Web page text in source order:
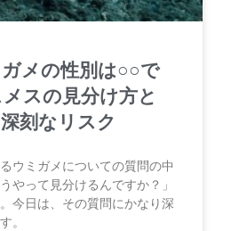
ガメの性別は○○で
スの見分け方と
刻なリスク
ウミガメについての質問の中
やって見分けるんですか？」
今日は、その質問にかなり深
。